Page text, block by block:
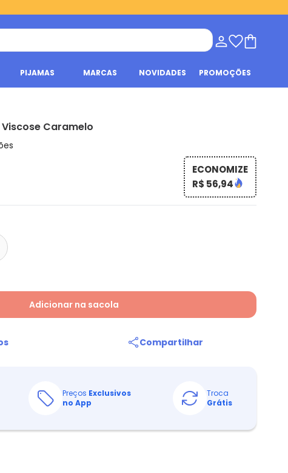
PIJAMAS MARCAS NOVIDADES PROMOÇÕES
Caramelo
ECONOMIZE
R$ 56,94
Adicionar na sacola
Compartilhar
Preços Exclusivos
no App
Troca
Grátis